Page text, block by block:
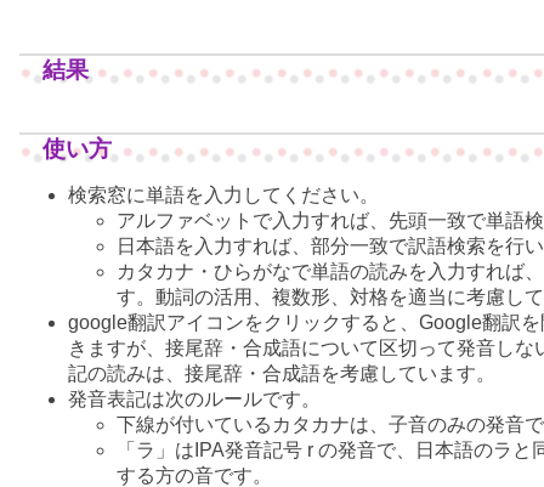
結果
使い方
検索窓に単語を入力してください。
アルファベットで入力すれば、先頭一致で単語
日本語を入力すれば、部分一致で訳語検索を行
カタカナ・ひらがなで単語の読みを入力すれば
す。動詞の活用、複数形、対格を適当に考慮し
google翻訳アイコンをクリックすると、Google翻訳
きますが、接尾辞・合成語について区切って発音しな
記の読みは、接尾辞・合成語を考慮しています。
発音表記は次のルールです。
下線が付いているカタカナは、子音のみの発音
「ラ」はIPA発音記号 r の発音で、日本語のラ
する方の音です。